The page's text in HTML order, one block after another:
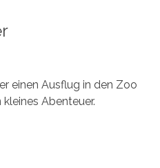
einen Ausflug in den Zoo
Abenteuer.